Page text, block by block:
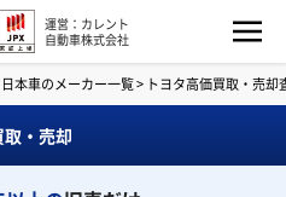
運営：カレント
自動車株式会社
日本車のメーカー一覧> トヨタ高価買取・売却
・売却